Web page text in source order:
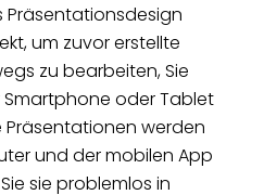
um zuvor erstellte
zu bearbeiten, Sie
oder Tablet
werden
und der mobilen App
sie problemlos in